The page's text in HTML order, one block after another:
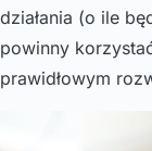
działania (o ile
powinny
prawidłowym